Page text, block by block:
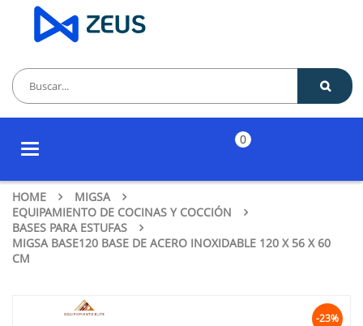
Toggle
0
HOME
MIGSA
EQUIPAMIENTO DE COCINAS Y COCCIÓN
BASES PARA ESTUFAS
MIGSA BASE120 BASE DE ACERO INOXIDABLE 120 X 56 X 60
CM
-23%